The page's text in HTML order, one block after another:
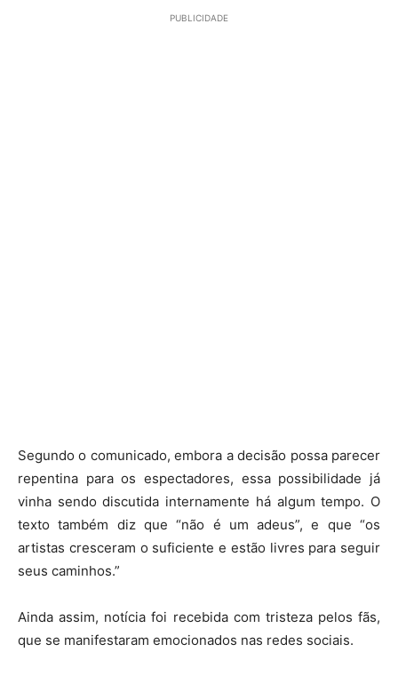
PUBLICIDADE
Segundo o comunicado, embora a decisão possa parecer
repentina para os espectadores, essa possibilidade já
vinha sendo discutida internamente há algum tempo. O
texto também diz que “não é um adeus”, e que “os
artistas cresceram o suficiente e estão livres para seguir
seus caminhos.”
Ainda assim, notícia foi recebida com tristeza pelos fãs,
que se manifestaram emocionados nas redes sociais.